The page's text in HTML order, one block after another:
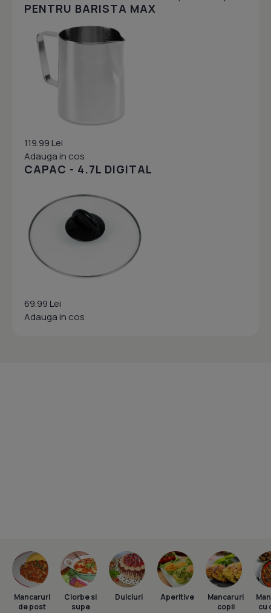
PENTRU BARISTA MAX
119.99 Lei
Adauga in cos
CAPAC - 4.7L DIGITAL
69.99 Lei
Adauga in cos
Mancaruri
de post
Ciorbe si
supe
Dulciuri Aperitive
Mancaruri
copii
cu